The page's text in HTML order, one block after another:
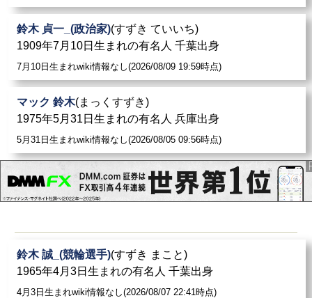
鈴木 貞一_(政治家)(すずき ていいち)
1909年7月10日生まれの有名人 千葉出身
7月10日生まれwiki情報なし(2026/08/09 19:59時点)
マック 鈴木(まっくすずき)
1975年5月31日生まれの有名人 兵庫出身
5月31日生まれwiki情報なし(2026/08/05 09:56時点)
鈴木 誠_(競輪選手)(すずき まこと)
1965年4月3日生まれの有名人 千葉出身
4月3日生まれwiki情報なし(2026/08/07 22:41時点)